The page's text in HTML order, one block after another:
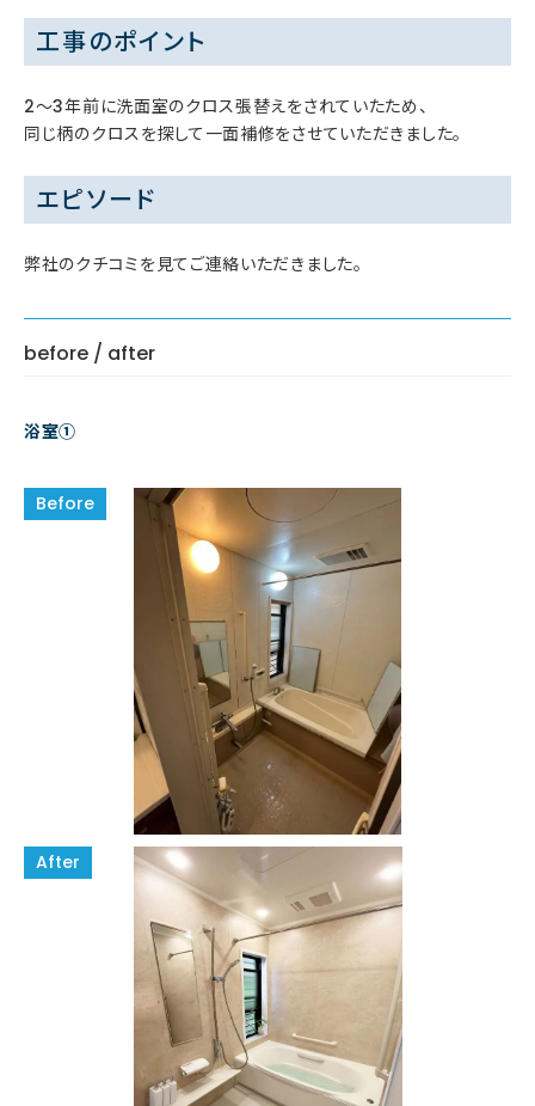
工事のポイント
2～3年前に洗面室のクロス張替えをされていたため、
同じ柄のクロスを探して一面補修をさせていただきました。
エピソード
弊社のクチコミを見てご連絡いただきました。
before / after
浴室①